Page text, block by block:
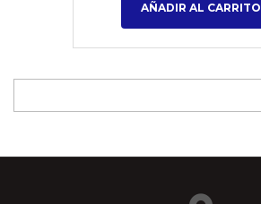
AÑADIR AL CARRITO